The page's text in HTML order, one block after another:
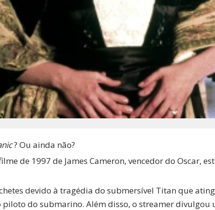
? Ou ainda não?
de 1997 de James Cameron, vencedor do Oscar,
devido à tragédia do submersível Titan que
piloto do submarino. Além disso, o streamer